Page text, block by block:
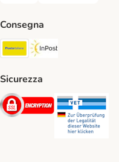
Consegna
Poste Italiane. Shipping
Sicurezza
Security